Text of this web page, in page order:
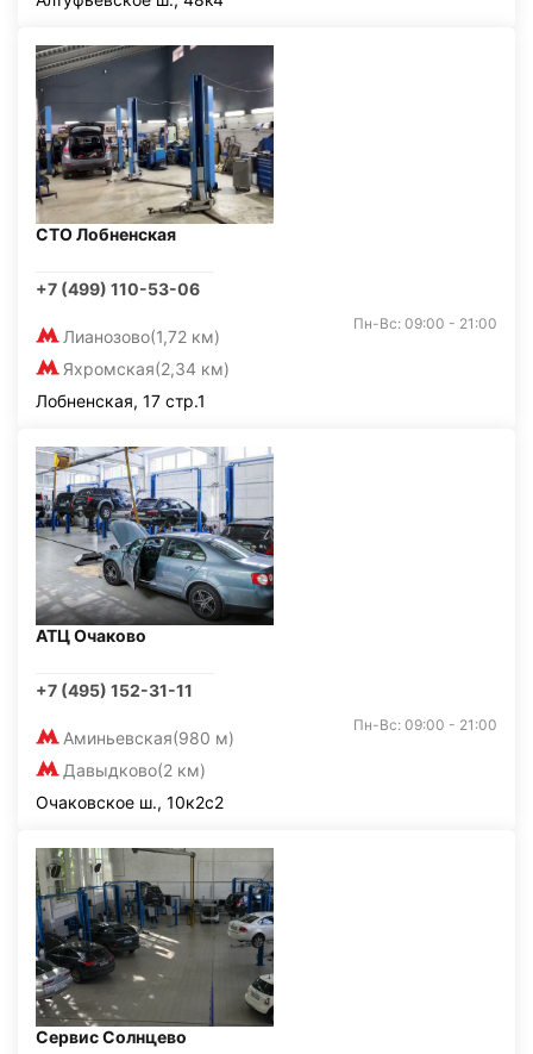
СТО Лобненская
+7 (499) 110-53-06
Лианозово(1,72 км)
Яхромская(2,34 км)
Пн-Вс: 09:00 - 21:00
Лобненская, 17 стр.1
АТЦ Очаково
+7 (495) 152-31-11
Аминьевская(980 м)
Давыдково(2 км)
Пн-Вс: 09:00 - 21:00
Очаковское ш., 10к2с2
Сервис Солнцево